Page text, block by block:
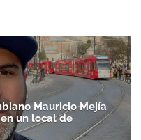
Mauricio Mejía
un local de